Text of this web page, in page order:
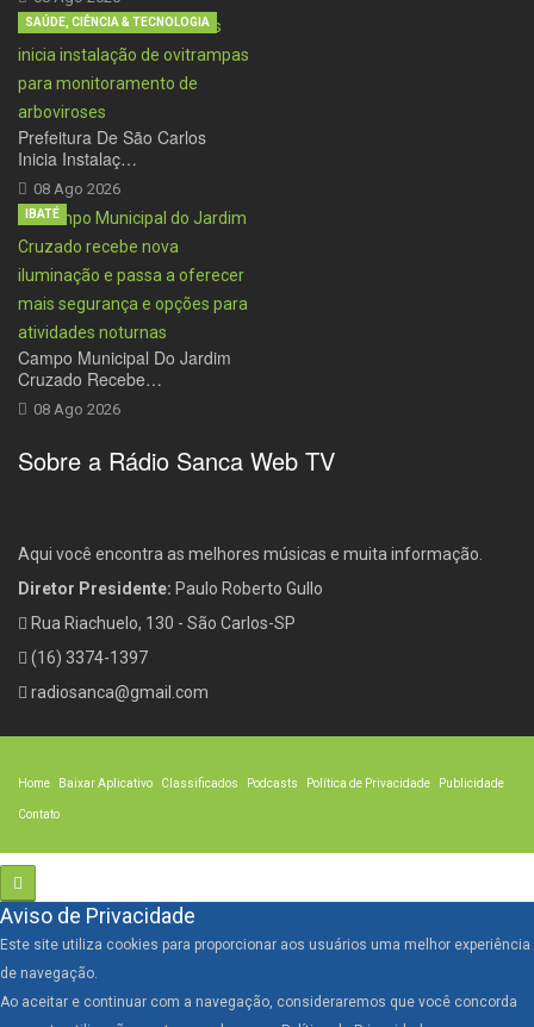
Prefeitura De São Carlos
Inicia Instalaç…
08 Ago 2026
SAÚDE, CIÊNCIA & TECNOLOGIA
Campo Municipal Do Jardim
Cruzado Recebe…
08 Ago 2026
IBATÉ
Sobre a Rádio Sanca Web TV
Aqui você encontra as melhores músicas e muita informação.
Diretor Presidente: Paulo Roberto Gullo
Rua Riachuelo, 130 - São Carlos-SP
(16) 3374-1397
radiosanca@gmail.com
Home Baixar Aplicativo Classificados Podcasts Política de Privacidade Publicidade
Contato
Aviso de Privacidade
Este site utiliza cookies para proporcionar aos usuários uma melhor experiência
de navegação.
Ao aceitar e continuar com a navegação, consideraremos que você concorda